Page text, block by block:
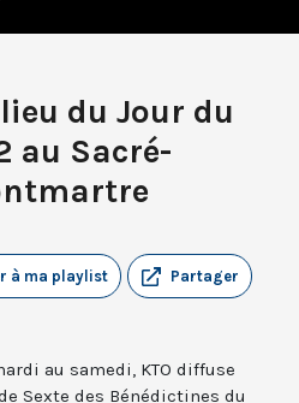
du Jour du
au Sacré-
Partager
à ma playlist
au samedi, KTO diffuse
Sexte des Bénédictines du